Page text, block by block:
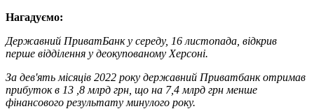
Нагадуємо:
Державний ПриватБанк у середу, 16 листопада, відкрив
перше відділення у деокупованому Херсоні.
За дев'ять місяців 2022 року державний Приватбанкотримав
прибутокв 13 ,8 млрд грн, що на 7,4 млрд грн менше
фінансового результату минулого року.